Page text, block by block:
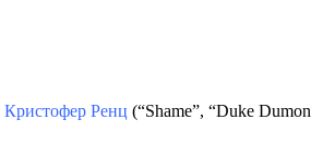
Кристофер Ренц (“Shame”, “Duke